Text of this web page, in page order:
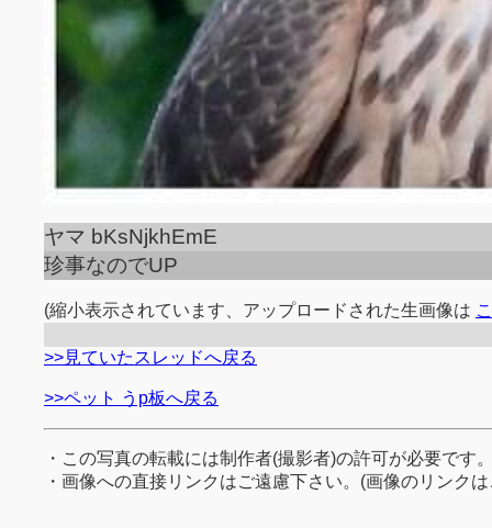
ヤマ bKsNjkhEmE
珍事なのでUP
(縮小表示されています、アップロードされた生画像は
>>見ていたスレッドへ戻る
>>ペット うp板へ戻る
・この写真の転載には制作者(撮影者)の許可が必要です
・画像への直接リンクはご遠慮下さい。(画像のリンク